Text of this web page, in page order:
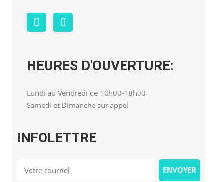
HEURES D'OUVERTURE:
Lundi au Vendredi de 10h00-18h00
Samedi et Dimanche sur appel
INFOLETTRE